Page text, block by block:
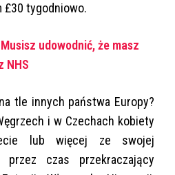
£30 tygodniowo.
udowodnić, że masz
NHS
tle innych państwa Europy?
i w Czechach kobiety
lub więcej ze swojej
przez czas przekraczający